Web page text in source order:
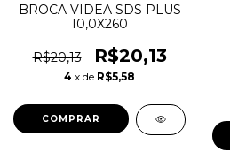
BROCA VIDEA SDS PLUS
10,0X260
R$20,13 R$20,13
4 x de R$5,58